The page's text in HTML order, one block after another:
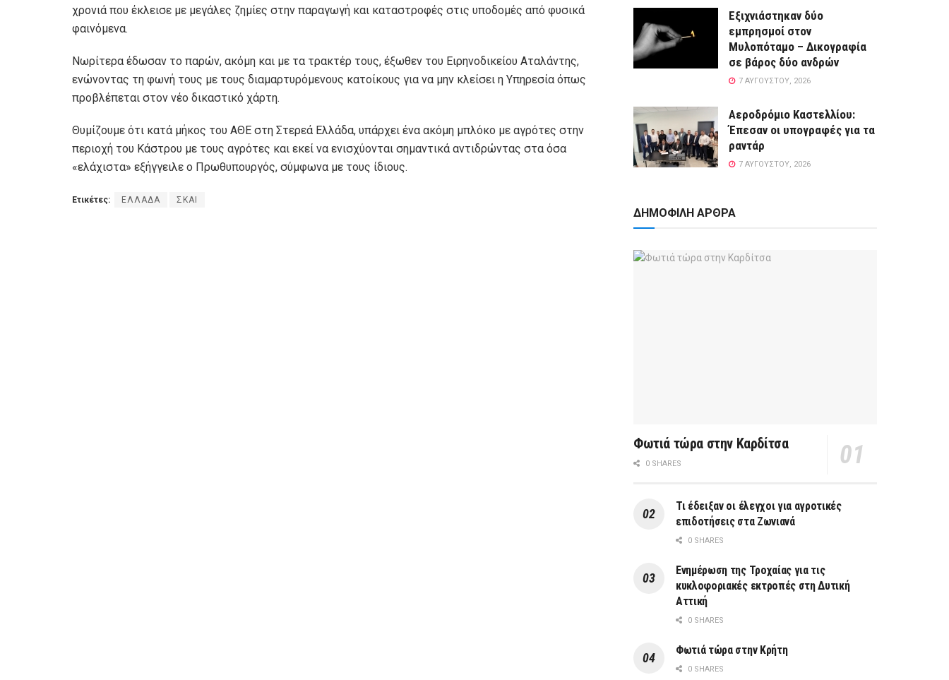
χρονιά που έκλεισε με μεγάλες ζημίες στην παραγωγή και καταστροφές στις υποδομές από φυσικά
φαινόμενα.
Νωρίτερα έδωσαν το παρών, ακόμη και με τα τρακτέρ τους, έξωθεν του Ειρηνοδικείου Αταλάντης,
ενώνοντας τη φωνή τους με τους διαμαρτυρόμενους κατοίκους για να μην κλείσει η Υπηρεσία όπως
προβλέπεται στον νέο δικαστικό χάρτη.
Θυμίζουμε ότι κατά μήκος του ΑΘΕ στη Στερεά Ελλάδα, υπάρχει ένα ακόμη μπλόκο με αγρότες στην
περιοχή του Κάστρου με τους αγρότες και εκεί να ενισχύονται σημαντικά αντιδρώντας στα όσα
«ελάχιστα» εξήγγειλε ο Πρωθυπουργός, σύμφωνα με τους ίδιους.
Ετικέτες: ΕΛΛΑΔΑ ΣΚΑΙ
Εξιχνιάστηκαν δύο
εμπρησμοί στον
Μυλοπόταμο – Δικογραφία
σε βάρος δύο ανδρών
7 ΑΥΓΟΎΣΤΟΥ, 2026
Αεροδρόμιο Καστελλίου:
Έπεσαν οι υπογραφές για τα
ραντάρ
7 ΑΥΓΟΎΣΤΟΥ, 2026
ΔΗΜΟΦΙΛΗ ΑΡΘΡΑ
Φωτιά τώρα στην Καρδίτσα
0 SHARES
Τι έδειξαν οι έλεγχοι για αγροτικές
επιδοτήσεις στα Ζωνιανά
0 SHARES
Ενημέρωση της Τροχαίας για τις
κυκλοφοριακές εκτροπές στη Δυτική
Αττική
0 SHARES
Φωτιά τώρα στην Κρήτη
0 SHARES